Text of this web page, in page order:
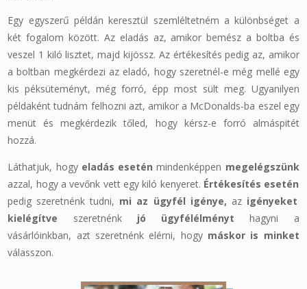
Egy egyszerű példán keresztül szemléltetném a különbséget a
két fogalom között. Az eladás az, amikor bemész a boltba és
veszel 1 kiló lisztet, majd kijössz. Az értékesítés pedig az, amikor
a boltban megkérdezi az eladó, hogy szeretnél-e még mellé egy
kis péksüteményt, még forró, épp most sült meg. Ugyanilyen
példaként tudnám felhozni azt, amikor a McDonalds-ba eszel egy
menüt és megkérdezik tőled, hogy kérsz-e forró almáspitét
hozzá.
Láthatjuk, hogy eladás esetén mindenképpen megelégszünk
azzal, hogy a vevőnk vett egy kiló kenyeret. Értékesítés esetén
pedig szeretnénk tudni, mi az ügyfél igénye, az igényeket
kielégítve szeretnénk jó ügyfélélményt hagyni a
vásárlóinkban, azt szeretnénk elérni, hogy máskor is minket
válasszon.